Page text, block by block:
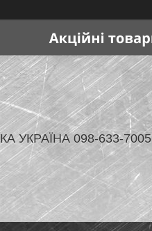
УКРАЇНА 098-633-7005